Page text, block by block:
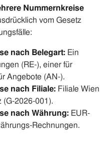
Nummernkreise
vom Gesetz
nach Belegart: Ein
(RE-), einer für
Angebote (AN-).
nach Filiale: Filiale Wien
(G-2026-001).
nach Währung: EUR-
Rechnungen.